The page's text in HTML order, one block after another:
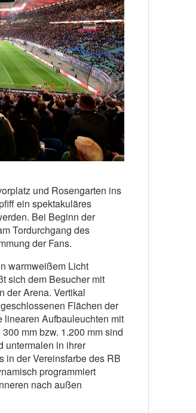
und Rosengarten ins
ein spektakuläres
Bei Beginn der
Tordurchgang des
der Fans.
warmweißem Licht
sich dem Besucher mit
der Arena. Vertikal
Flächen der
Aufbauleuchten mit
mm bzw. 1.200 mm sind
untermalen in ihrer
in der Vereinsfarbe des RB
programmiert
nach außen